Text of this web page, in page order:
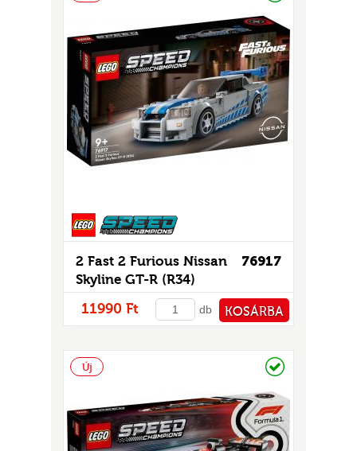
76917
2 Fast 2 Furious Nissan
Skyline GT-R (R34)
11990 Ft db KOSÁRBA
Új